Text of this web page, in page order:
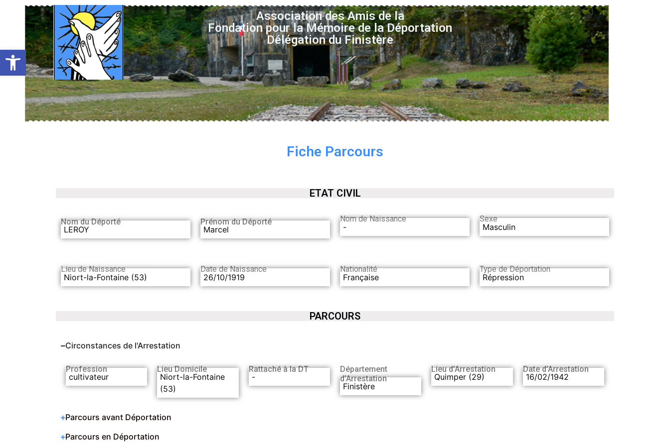
Ouvrir la barre d’outils
Association des Amis de la
Fondation pour la Mémoire de la Déportation
Délégation du Finistère
Fiche Parcours
ETAT CIVIL
Nom du Déporté
LEROY
Prénom du Déporté
Marcel
Nom de Naissance
-
Sexe
Masculin
Lieu de Naissance
Niort-la-Fontaine (53)
Date de Naissance
26/10/1919
Nationalité
Française
Type de Déportation
Répression
PARCOURS
Circonstances de l'Arrestation
Profession
cultivateur
Lieu Domicile
Niort-la-Fontaine
(53)
Rattaché à la DT
-
Département
d’Arrestation
Finistère
Lieu d’Arrestation
Quimper (29)
Date d’Arrestation
16/02/1942
Parcours avant Déportation
Parcours en Déportation